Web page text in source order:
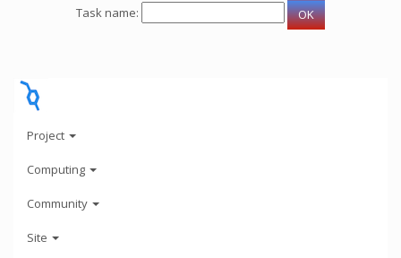
Task name:
Project
Computing
Community
Site